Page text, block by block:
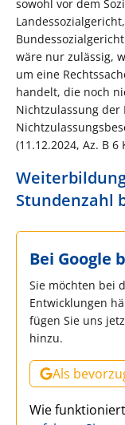
sowohl vor dem
wäre nur zulässig,
um eine
handelt, die noch
Nichtzulassung der
(11.12.2024, Az. B 6
Stundenzahl
Bei Google
Sie möchten bei
Entwicklungen
fügen Sie uns
hinzu.
Als
Wie